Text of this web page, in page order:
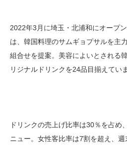
2022年3月に埼玉・北浦和にオープ
は、韓国料理のサムギョプサルを主
組合せを提案。美容によいとされる
リジナルドリンクを24品目揃えていま
ドリンクの売上げ比率は30％を占め
ニュー。女性客比率は7割を超え、